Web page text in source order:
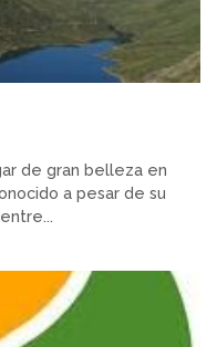
de gran belleza en
a pesar de su